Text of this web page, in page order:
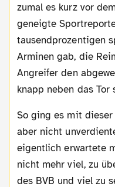
zumal es kurz vor
geneigte
tausendprozentigen
Arminen gab, die
Angreifer den
knapp neben das Tor
So ging es mit dieser dann doch recht deutlichen,
aber nicht
eigentlich erwartete
nicht mehr viel, zu
des BVB und viel zu